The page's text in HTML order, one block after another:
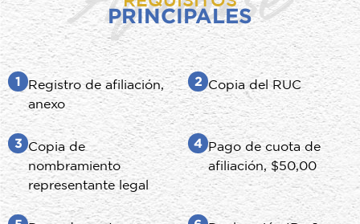
PRINCIPALES
1
Registro de afiliación,
anexo
2 Copia del RUC
3 Copia de
nombramiento
representante legal
4 Pago de cuota de
afiliación, $50,00